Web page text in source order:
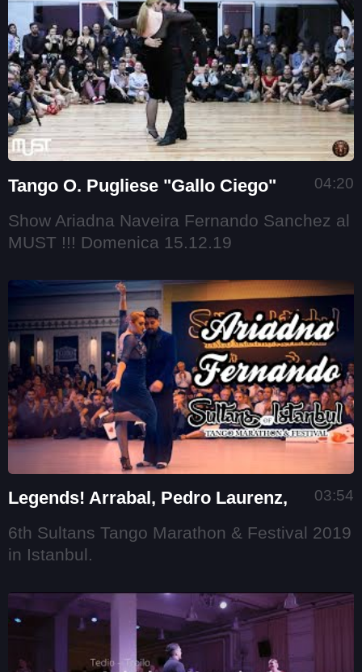
Tango O. Pugliese "Gallo Ciego" 04:20
Show Ariadna Naveira Fernando Sanchez al
MUST !!! Domenica 15.12.19
Legends! Arrabal, Pedro Laurenz, 03:54
6th Sultans Tango Marathon & Festival 2019
in Istanbul.